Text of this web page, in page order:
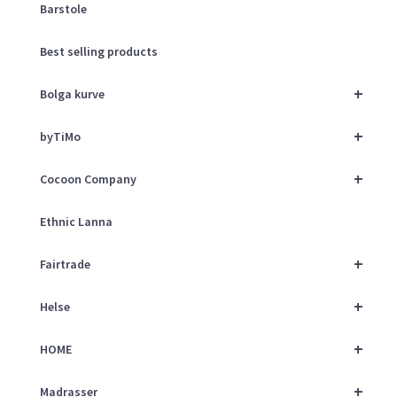
Barstole
Best selling products
+
Bolga kurve
+
byTiMo
+
Cocoon Company
Ethnic Lanna
+
Fairtrade
+
Helse
+
HOME
+
Madrasser